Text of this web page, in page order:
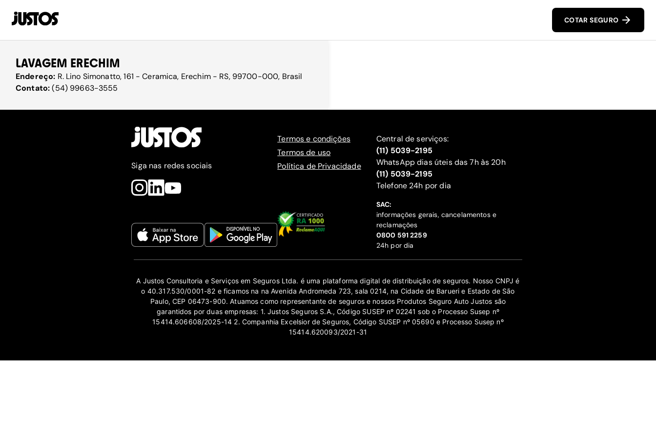
COTAR SEGURO
LAVAGEM ERECHIM
Endereço: R. Lino Simonatto, 161 - Ceramica, Erechim - RS, 99700-000, Brasil
Contato:(54) 99663-3555
Siga nas redes sociais
Termos e condições
Termos de uso
Política de Privacidade
Central de serviços:
(11) 5039-2195
WhatsApp dias úteis das 7h às 20h
(11) 5039-2195
‍Telefone 24h por dia
SAC:
informações gerais, cancelamentos e
reclamações
‍0800 591 2259
24h por dia
A Justos Consultoria e Serviços em Seguros Ltda. é uma plataforma digital de distribuição de seguros. Nosso CNPJ é
o 40.317.530/0001-82 e ficamos na na Avenida Andromeda 723, sala 0214, na Cidade de Barueri e Estado de São
Paulo, CEP 06473-900. Atuamos como representante de seguros e nossos Produtos Seguro Auto Justos são
garantidos por duas empresas: 1. Justos Seguros S.A., Código SUSEP nº 02241 sob o Processo Susep nº
15414.606608/2025-14 2. Companhia Excelsior de Seguros, Código SUSEP nº 05690 e Processo Susep nº
15414.620093/2021-31